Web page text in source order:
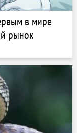
в мире
рынок